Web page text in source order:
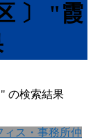
〕 "霞
の検索結果
ィス・事務所仲